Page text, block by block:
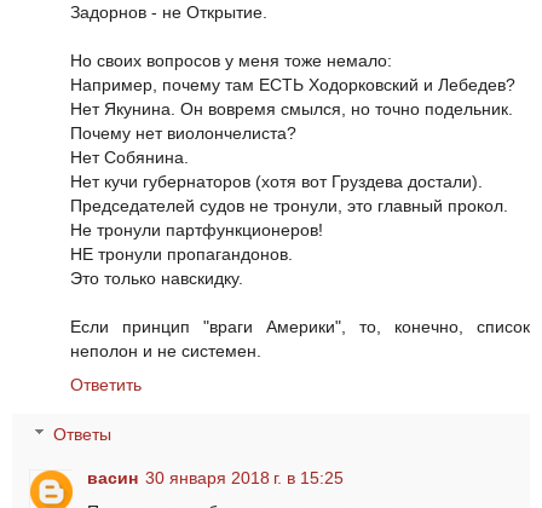
Задорнов - не Открытие.
Но своих вопросов у меня тоже немало:
Например, почему там ЕСТЬ Ходорковский и Лебедев?
Нет Якунина. Он вовремя смылся, но точно подельник.
Почему нет виолончелиста?
Нет Собянина.
Нет кучи губернаторов (хотя вот Груздева достали).
Председателей судов не тронули, это главный прокол.
Не тронули партфункционеров!
НЕ тронули пропагандонов.
Это только навскидку.
Если принцип "враги Америки", то, конечно, список
неполон и не системен.
Ответить
Ответы
васин 30 января 2018 г. в 15:25